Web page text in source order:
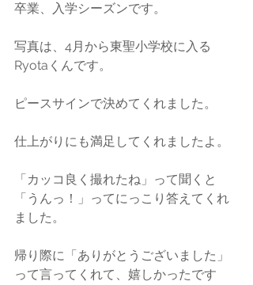
卒業、入学シーズンです。
写真は、4月から東聖小学校に入る
Ryotaくんです。
ピースサインで決めてくれました。
仕上がりにも満足してくれましたよ。
「カッコ良く撮れたね」って聞くと
「うんっ！」ってにっこり答えてくれ
ました。
帰り際に「ありがとうございました」
って言ってくれて、嬉しかったです